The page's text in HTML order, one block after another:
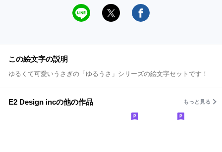
この絵文字の説明
ゆるくて可愛いうさぎの「ゆるうさ」シリーズの絵文字セットです！
E2 Design incの他の作品 もっと見る